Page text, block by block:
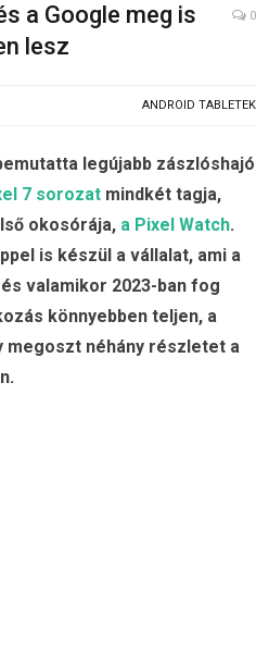
a Google meg is
lesz
0
ANDROID TABLETEK
legújabb zászlóshajó
7 sorozat mindkét tagja,
okosórája, a Pixel Watch.
is készül a vállalat, ami a
valamikor 2023-ban fog
könnyebben teljen, a
megoszt néhány részletet a